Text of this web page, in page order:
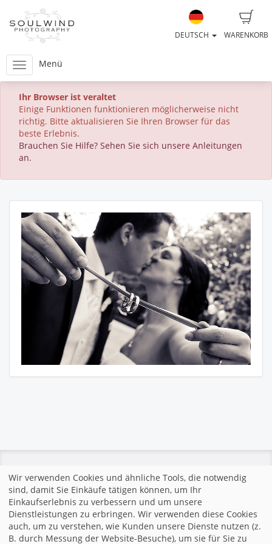
WARENKORB
DEUTSCH
Menü
Ihr Browser ist veraltet
Einige Funktionen funktionieren möglicherweise nicht
richtig. Bitte aktualisieren Sie Ihren Browser für das
beste Erlebnis.
Brauchen Sie Hilfe? Sehen Sie sich unsere Anleitungen
an.
Startseite|Impressum |Allgemeine Geschäftsbedingungen
|Datenschutzerklärung|Webseite von fotograf.de
Wir verwenden Cookies und ähnliche Tools, die notwendig
sind, damit Sie Einkäufe tätigen können, um Ihr
Einkaufserlebnis zu verbessern und um unsere
Dienstleistungen zu erbringen. Wir verwenden diese Cookies
auch, um zu verstehen, wie Kunden unsere Dienste nutzen (z.
B. durch Messung der Website-Besuche), um sie für Sie zu